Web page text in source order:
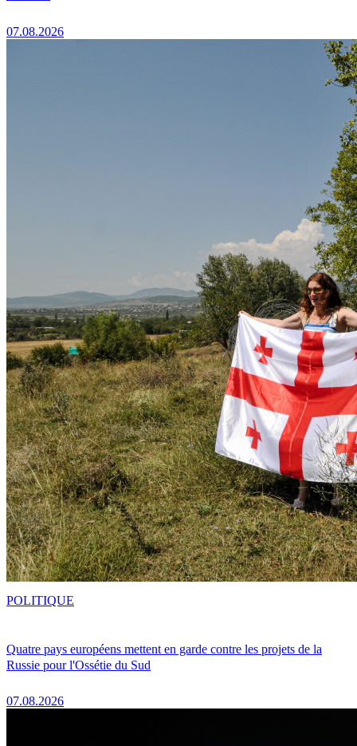
07.08.2026
Quatre pays européens mettent en garde contre les projets de la
Russie pour l'Ossétie du Sud
07.08.2026
POLITIQUE